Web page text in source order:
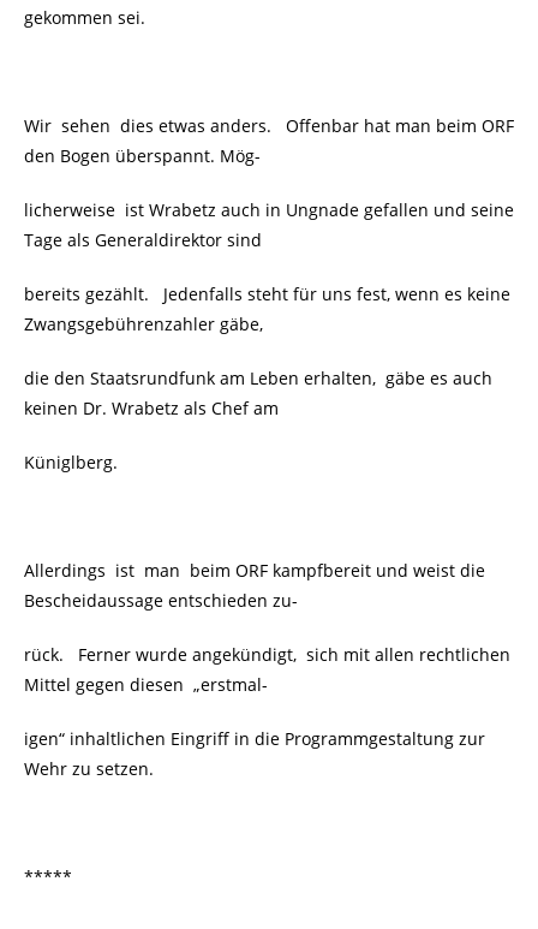
gekommen sei.
Wir sehen dies etwas anders. Offenbar hat man beim ORF
den Bogen überspannt. Mög-
licherweise ist Wrabetz auch in Ungnade gefallen und seine
Tage als Generaldirektor sind
bereits gezählt. Jedenfalls steht für uns fest, wenn es keine
Zwangsgebührenzahler gäbe,
die den Staatsrundfunk am Leben erhalten, gäbe es auch
keinen Dr. Wrabetz als Chef am
Küniglberg.
Allerdings ist man beim ORF kampfbereit und weist die
Bescheidaussage entschieden zu-
rück. Ferner wurde angekündigt, sich mit allen rechtlichen
Mittel gegen diesen „erstmal-
igen“ inhaltlichen Eingriff in die Programmgestaltung zur
Wehr zu setzen.
*****